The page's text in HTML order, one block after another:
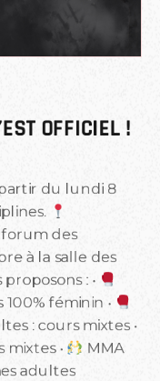
OFFICIEL !
du lundi 8
des
à la salle des
: •
100% féminin •
: cours mixtes •
mixtes •
MMA
adultes